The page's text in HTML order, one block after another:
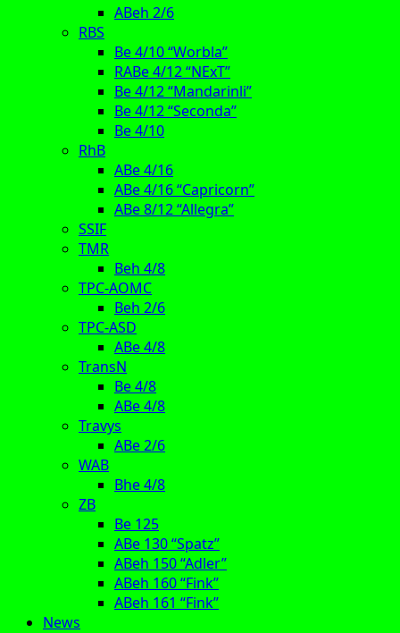
ABeh 2/6
RBS
Be 4/10 “Worbla”
RABe 4/12 “NExT”
Be 4/12 “Mandarinli”
Be 4/12 “Seconda”
Be 4/10
RhB
ABe 4/16
ABe 4/16 “Capricorn”
ABe 8/12 “Allegra”
SSIF
TMR
Beh 4/8
TPC-AOMC
Beh 2/6
TPC-ASD
ABe 4/8
TransN
Be 4/8
ABe 4/8
Travys
ABe 2/6
WAB
Bhe 4/8
ZB
Be 125
ABe 130 “Spatz”
ABeh 150 “Adler”
ABeh 160 “Fink”
ABeh 161 “Fink”
News